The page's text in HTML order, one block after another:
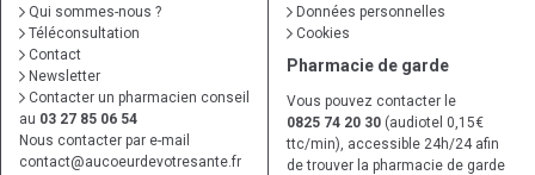
Qui sommes-nous ?
Téléconsultation
Contact
Newsletter
Contacter un pharmacien conseil
au 03 27 85 06 54
Nous contacter par e-mail
contact@aucoeurdevotresante.fr
Données personnelles
Cookies
Pharmacie de garde
Vous pouvez contacter le
0825 74 20 30 (audiotel 0,15€
ttc/min), accessible 24h/24 afin
de trouver la pharmacie de garde